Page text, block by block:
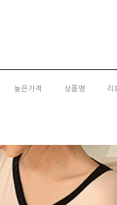
높은가격 상품명 리